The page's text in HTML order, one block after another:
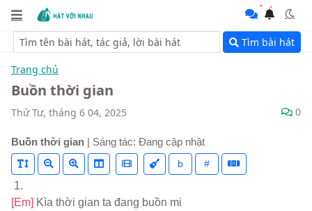
Tìm bài hát
Trang chủ
Buồn thời gian
Thứ Tư, tháng 6 04, 2025 0
Buồn thời gian | Sáng tác: Đang cập nhật
b #
1.
[Em] Kìa thời gian ta đang buồn mi